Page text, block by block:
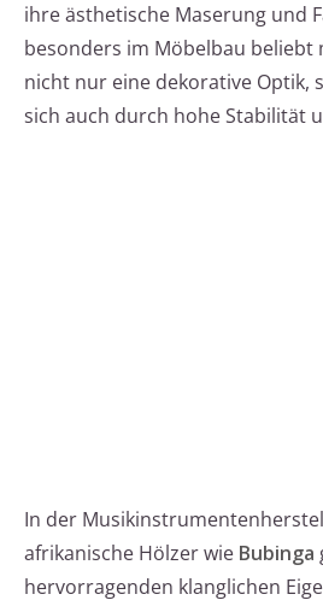
ihre ästhetische Maserung und
besonders im Möbelbau beliebt
nicht nur eine dekorative Optik,
sich auch durch hohe Stabilität
In der
afrikanische Hölzer wie Bubinga
hervorragenden klanglichen